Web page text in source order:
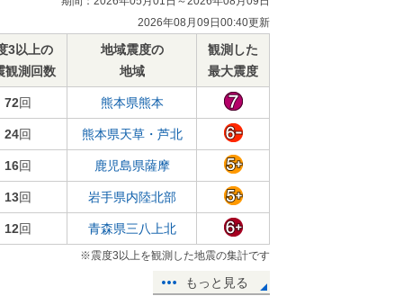
2026年08月09日00:40更新
3以上の
観測回数
地域震度の
地域
観測した
最大震度
72回 熊本県熊本
24回 熊本県天草・芦北
16回 鹿児島県薩摩
13回 岩手県内陸北部
12回 青森県三八上北
※震度3以上を観測した地震の集計です
もっと見る